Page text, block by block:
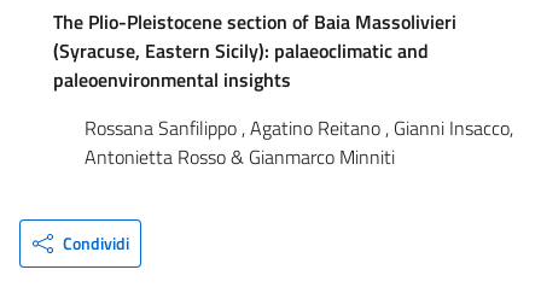
The Plio-Pleistocene section of Baia Massolivieri
(Syracuse, Eastern Sicily): palaeoclimatic and
paleoenvironmental insights
Rossana Sanfilippo , Agatino Reitano , Gianni Insacco,
Antonietta Rosso & Gianmarco Minniti
Condividi